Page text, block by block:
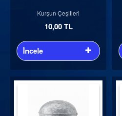
Kurşun Çeşitleri
10,00 TL
İncele